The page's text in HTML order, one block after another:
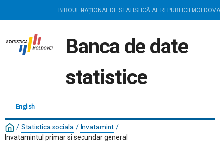
BIROUL NAȚIONAL DE STATISTICĂ AL REPUBLICII MOLDOVA
Banca de date
statistice
English
/ Statistica sociala / Invatamint /
Invatamintul primar si secundar general